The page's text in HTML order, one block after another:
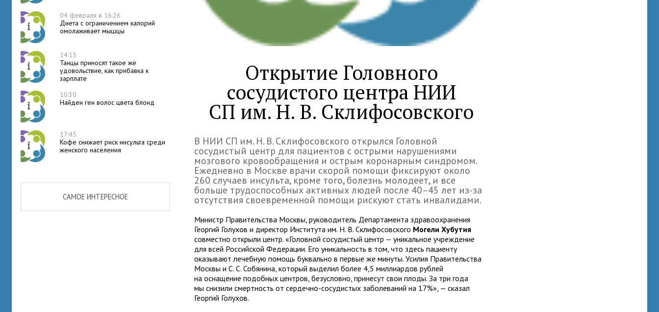
04 февраля в 16:26
Диета с ограничением калорий
омолаживает мышцы
14:15
Танцы приносят такое же
удовольствие, как прибавка к
зарплате
10:30
Найден ген волос цвета блонд
17:45
Кофе снижает риск инсульта среди
женского населения
САМОЕ ИНТЕРЕСНОЕ
Открытие Головного
сосудистого центра НИИ
СП им. Н. В. Склифосовского
В НИИ СП им. Н. В. Склифосовского открылся Головной
сосудистый центр для пациентов с острыми нарушениями
мозгового кровообращения и острым коронарным синдромом.
Ежедневно в Москве врачи скорой помощи фиксируют около
260 случаев инсульта, кроме того, болезнь молодеет, и все
больше трудоспособных активных людей после 40–45 лет из-за
отсутствия своевременной помощи рискуют стать инвалидами.
Министр Правительства Москвы, руководитель Департамента здравоохранения
Георгий Голухов и директор Института им. Н. В. Склифосовского Могели Хубутия
совместно открыли центр. «Головной сосудистый центр — уникальное учреждение
для всей Российской Федерации. Его уникальность в том, что здесь пациенту
оказывают лечебную помощь буквально в первые же минуты. Усилия Правительства
Москвы и С. С. Собянина, который выделил более 4,5 миллиардов рублей
на оснащение подобных центров, безусловно, принесут свои плоды. За три года
мы снизили смертность от сердечно-сосудистых заболеваний на 17%», — сказал
Георгий Голухов.